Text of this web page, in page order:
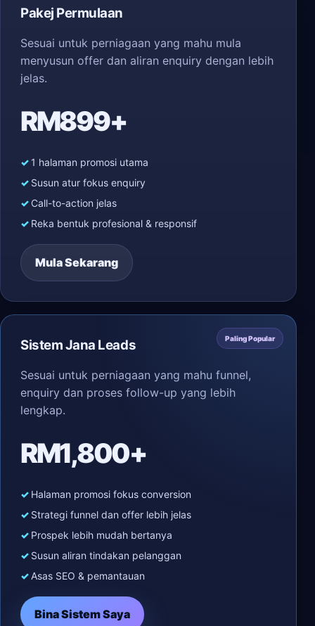
Pakej Permulaan
Sesuai untuk perniagaan yang mahu mula
menyusun offer dan aliran enquiry dengan lebih
jelas.
RM899+
1 halaman promosi utama
Susun atur fokus enquiry
Call-to-action jelas
Reka bentuk profesional & responsif
Mula Sekarang
Paling Popular
Sistem Jana Leads
Sesuai untuk perniagaan yang mahu funnel,
enquiry dan proses follow-up yang lebih
lengkap.
RM1,800+
Halaman promosi fokus conversion
Strategi funnel dan offer lebih jelas
Prospek lebih mudah bertanya
Susun aliran tindakan pelanggan
Asas SEO & pemantauan
Bina Sistem Saya